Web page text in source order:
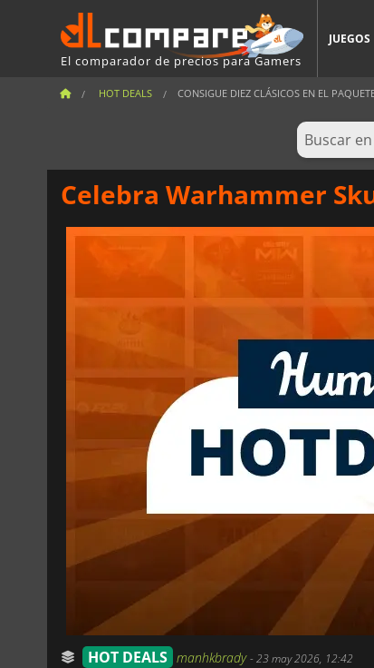
El comparador de precios para Gamers
JUEGOS
HOT DEALS CONSIGUE DIEZ CLÁSICOS EN EL
Celebra Warhammer
HOT DEALS manhkbrady-23 may 2026, 12:42